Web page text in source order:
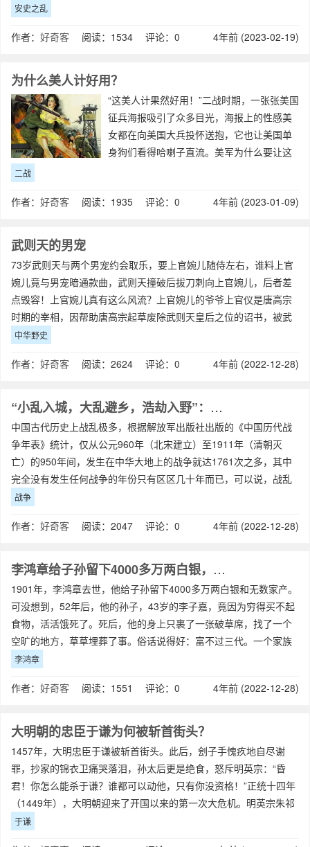
玄宗微笑着，一边端着酒杯，一边打开情报
安史之乱
作者： 好奇客 阅读：1534 评论：0 4年前 (2023-02-19)
为什么美人计好用？
“这美人计果然好用！”二战时期，一张张美国
征兵海报吸引了众多目光，海报上的性感美
女都在向美国大兵投怀送抱，它也让美国单
身狗们看得哈喇子直流。美军为什么要让这
雪耻，美军向日本宣战。但是当时，美
二战
作者： 好奇客 阅读：1935 评论：0 4年前 (2023-01-09)
武则天的男宠
73岁武则天与两个男宠约会取乐，要上官婉儿随侍左右，谁料上官
婉儿竟与男宠暗通款曲，武则天撞破后拔刀刺向上官婉儿，后者差
点毁容！上官婉儿真有这么风流？上官婉儿的爷爷上官仪是唐高宗
时期的宰相，因帮助唐高宗起草废除武则天皇后之位的诏书，被武
则天记恨，含冤下狱，以谋反的罪名被处
中华野史
作者： 好奇客 阅读：2624 评论：0 4年前 (2022-12-28)
“小乱入城，大乱避乡，浩劫入野”：中国古代的战乱避祸观
中国古代历史上战乱极多，根据解放军出版社出版的《中国历代战
争年表》统计，仅从公元960年（北宋建立）至1911年（清朝灭
亡）的950年间，发生在中华大地上的战争就达1761次之多，其中
完全没有发生任何战争的年份只有区区几十年而已，可以说，战乱
对古代的黎民百姓来说是一种常
战争
作者： 好奇客 阅读：2047 评论：0 4年前 (2022-12-28)
李鸿章给子孙留下4000多万两白银，他的后代怎么样了？
1901年，李鸿章去世，他给子孙留下4000多万两白银和无数家产。
可没想到，52年后，他的孙子，43岁的李子嘉，竟因为穷得买不起
食物，活活饿死了。死后，他的身上只裹了一张破草席，找了一个
空旷的地方，草草埋葬了事。俗话说得好：富不过三代。一个家族
的繁荣是很难超过三代的，
李鸿章
作者： 好奇客 阅读：1551 评论：0 4年前 (2022-12-28)
大明朝的忠臣于谦为何被斩首街头？
1457年，大明忠臣于谦被斩首街头。此后，刽子手愧疚地自尽谢
罪，抄家的锦衣卫痛哭落泪，孙太后更是绝食，怒斥明英宗：“昏
君！你怎么能杀于谦？谁都可以动他，只有你没资格！”正统十四年
（1449年），大明朝迎来了开国以来的第一次大危机。明英宗朱祁
镇在佞臣王振的怂恿下亲率50万
于谦